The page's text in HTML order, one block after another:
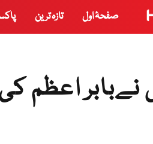
صفحۂ اول تازہ ترین
اعظم